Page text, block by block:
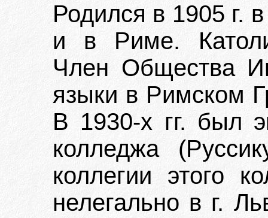
Родился в 1905 г.
и в Риме.
Член Общества
языки в Римском
В 1930-х гг. был
колледжа
коллегии этого
нелегально в г.